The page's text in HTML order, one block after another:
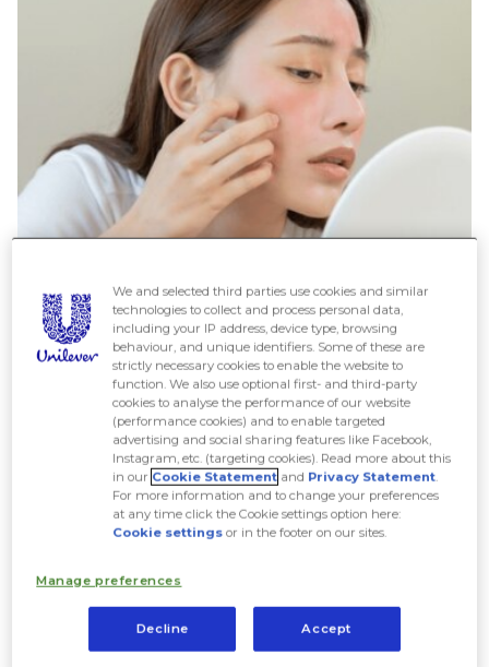
Kích ứng da là tình trạng da nổi mẩn đỏ, ngứa, nóng rát và
đôi khi bong tróc.
Kích ứng da là tình trạng da có biểu hiện nổi
mẩn đỏ, nóng rát, bong tróc,
ảnh hưởng bởi các yếu tố bên trong và bên
ngoài tác động. Tình trạng này có thể xảy ra
We and selected third parties use cookies and similar
technologies to collect and process personal data,
including your IP address, device type, browsing
behaviour, and unique identifiers. Some of these are
strictly necessary cookies to enable the website to
function. We also use optional first- and third-party
cookies to analyse the performance of our website
(performance cookies) and to enable targeted
advertising and social sharing features like Facebook,
Instagram, etc. (targeting cookies). Read more about this
in our Cookie Statement and Privacy Statement.
For more information and to change your preferences
at any time click the Cookie settings option here:
Cookie settings or in the footer on our sites.
Manage preferences
Decline Accept